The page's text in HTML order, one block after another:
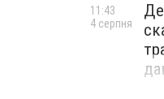
11:43
4 серпня